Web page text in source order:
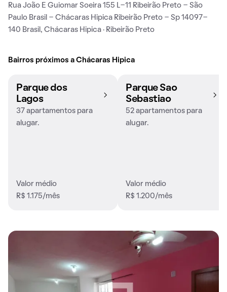
Rua João E Guiomar Soeira 155 L-11 Ribeirão Preto - São
Paulo Brasil - Chácaras Hipica Ribeirão Preto - Sp 14097-
140 Brasil, Chácaras Hipica · Ribeirão Preto
Bairros próximos a Chácaras Hipica
Parque dos
Lagos
37 apartamentos para
alugar.
Valor médio
R$ 1.175/mês
Parque Sao
Sebastiao
52 apartamentos para
alugar.
Valor médio
R$ 1.200/mês